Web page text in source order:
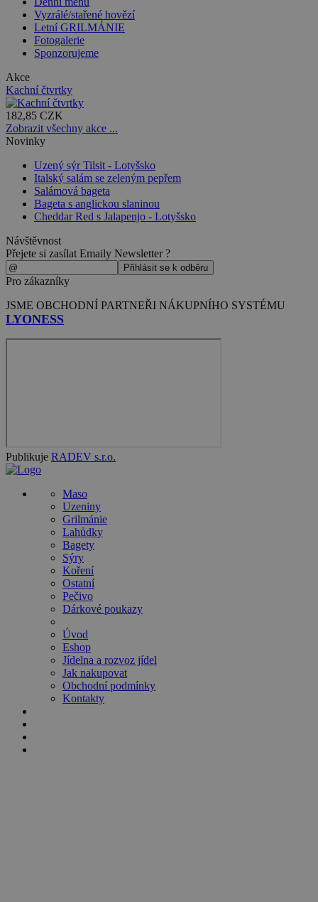
Vyzrálé/stařené hovězí
Letní GRILMÁNIE
Fotogalerie
Sponzorujeme
Akce
Kachní čtvrtky
182,85 CZK
Zobrazit všechny akce ...
Novinky
Uzený sýr Tilsit - Lotyšsko
Italský salám se zeleným pepřem
Salámová bageta
Bageta s anglickou slaninou
Cheddar Red s Jalapenjo - Lotyšsko
Návštěvnost
Přejete si zasílat Emaily Newsletter ?
Pro zákazníky
JSME OBCHODNÍ PARTNEŘI NÁKUPNÍHO SYSTÉMU
LYONESS
Publikuje RADEV s.r.o.
Maso
Uzeniny
Grilmánie
Lahůdky
Bagety
Sýry
Koření
Ostatní
Pečivo
Dárkové poukazy
Úvod
Eshop
Jídelna a rozvoz jídel
Jak nakupovat
Obchodní podmínky
Kontakty